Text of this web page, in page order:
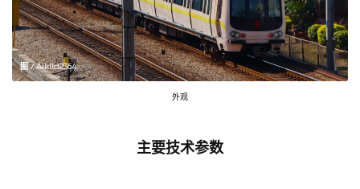
图 / Aiklld2364
外观
主要技术参数